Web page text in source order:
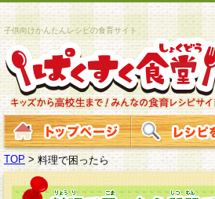
子供向けかんたんレシピの食育サイト
TOP >料理で困ったら